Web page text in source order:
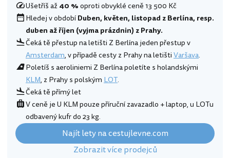
Ušetříš až40 %oproti obvyklé ceně 13 500 Kč
Hledej v obdobíDuben, květen, listopad z Berlína, resp.
duben až říjen (vyjma prázdnin) z Prahy.
Čeká tě přestup na letišti Z Berlína jeden přestup v
Amsterdam, v případě cesty z Prahy na letištiVaršava.
Poletíš s aeroliniemi Z Berlína poletíte s holandskými
KLM, z Prahy s polskýmLOT.
Čeká tě přímý let
V ceně je U KLM pouze příruční zavazadlo + laptop, u LOTu
odbavený kufr do 23 kg.
Najít lety na cestujlevne.com
Zobrazit více prodejců